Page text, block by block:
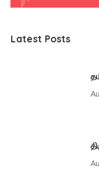
Latest Posts